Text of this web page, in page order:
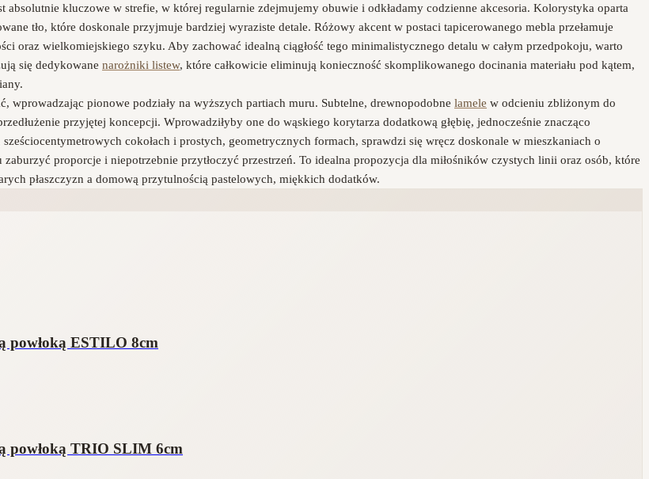
kluczowe w strefie, w której regularnie zdejmujemy obuwie i odkładamy codzienne akcesoria. Kolorystyka oparta
tło, które doskonale przyjmuje bardziej wyraziste detale. Różowy akcent w postaci tapicerowanego mebla przełamuje
oraz wielkomiejskiego szyku. Aby zachować idealną ciągłość tego minimalistycznego detalu w całym przedpokoju, warto
się dedykowane narożniki listew, które całkowicie eliminują konieczność skomplikowanego docinania materiału pod kątem,
pionowe podziały na wyższych partiach muru. Subtelne, drewnopodobne lamele w odcieniu zbliżonym do
przyjętej koncepcji. Wprowadziłyby one do wąskiego korytarza dodatkową głębię, jednocześnie znacząco
cokołach i prostych, geometrycznych formach, sprawdzi się wręcz doskonale w mieszkaniach o
proporcje i niepotrzebnie przytłoczyć przestrzeń. To idealna propozycja dla miłośników czystych linii oraz osób, które
płaszczyzn a domową przytulnością pastelowych, miękkich dodatków.
powłoką ESTILO 8cm
powłoką TRIO SLIM 6cm